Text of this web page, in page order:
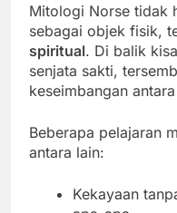
Mitologi Norse tidak
sebagai objek fisik,
spiritual. Di balik
senjata sakti,
keseimbangan antara
Beberapa pelajaran
antara lain:
Kekayaan